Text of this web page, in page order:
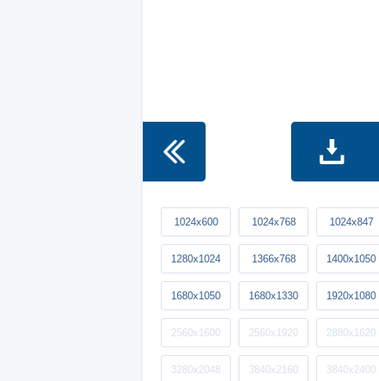
1024x600 1024x768 1024x847
1280x1024 1366x768 1400x1050
1680x1050 1680x1330 1920x1080
2560x1600 2560x1920 2880x1620
3280x2048 3840x2160 3840x2400